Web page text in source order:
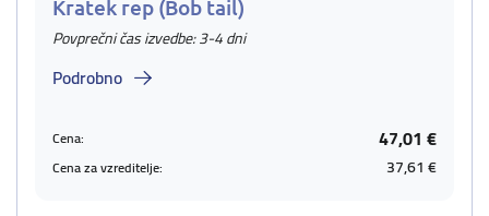
Kratek rep (Bob tail)
Povprečni čas izvedbe: 3-4 dni
Podrobno
Cena: 47,01 €
Cena za vzreditelje: 37,61 €